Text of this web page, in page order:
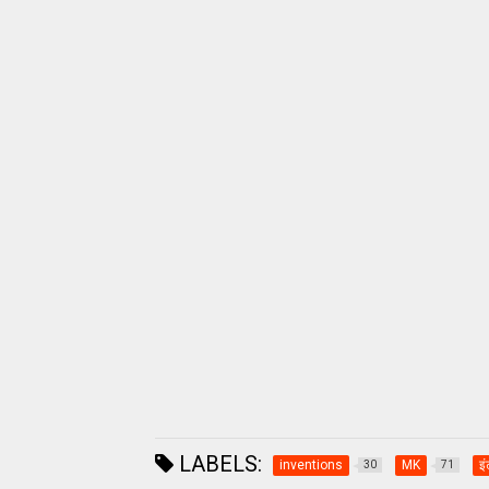
LABELS: inventions 30 MK 71